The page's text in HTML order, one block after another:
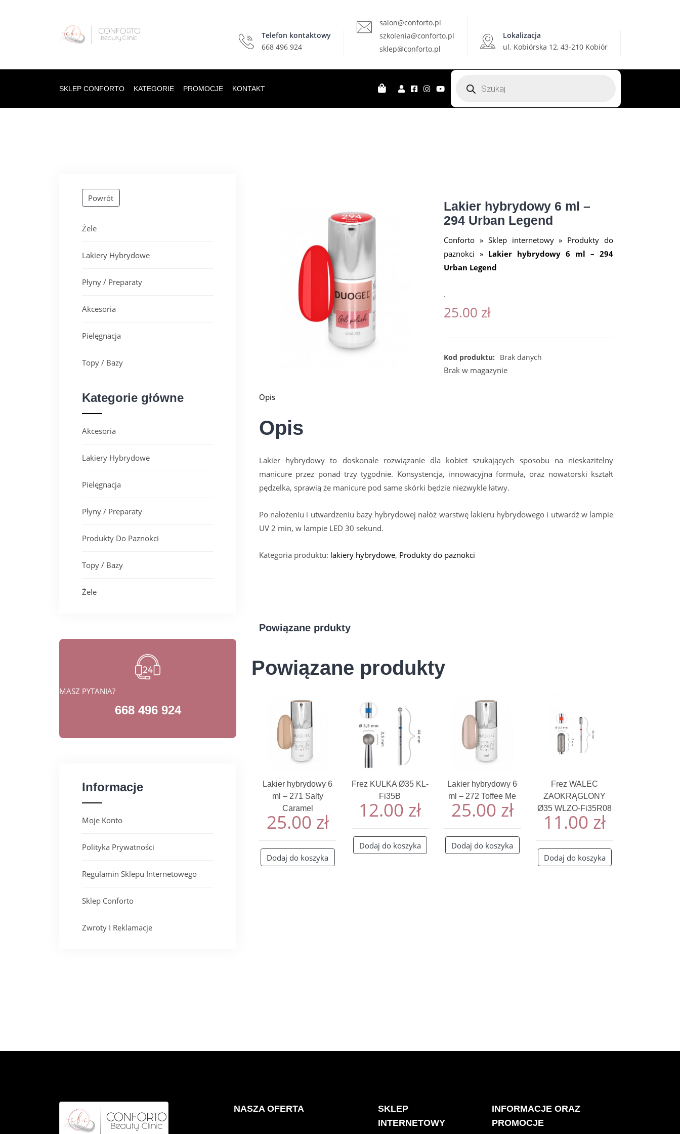
Telefon kontaktowy
668 496 924
salon@conforto.pl
szkolenia@conforto.pl
sklep@conforto.pl
Lokalizacja
ul. Kobiórska 12, 43-210 Kobiór
SKLEP CONFORTO KATEGORIE PROMOCJE KONTAKT
produktów
Powrót
Żele
Lakiery Hybrydowe
Płyny / Preparaty
Akcesoria
Pielęgnacja
Topy / Bazy
Kategorie główne
Akcesoria
Lakiery Hybrydowe
Pielęgnacja
Płyny / Preparaty
Produkty Do Paznokci
Topy / Bazy
Żele
MASZ PYTANIA?
668 496 924
Informacje
Moje Konto
Polityka Prywatności
Regulamin Sklepu Internetowego
Sklep Conforto
Zwroty I Reklamacje
Lakier hybrydowy 6 ml –
294 Urban Legend
Conforto » Sklep internetowy» Produkty do
paznokci » Lakier hybrydowy 6 ml – 294
Urban Legend
.
25.00 zł
Kod produktu: Brak danych
Brak w magazynie
Opis
Opis
Lakier hybrydowy to doskonałe rozwiązanie dla kobiet szukających sposobu na nieskazitelny
manicure przez ponad trzy tygodnie. Konsystencja, innowacyjna formuła, oraz nowatorski kształt
pędzelka, sprawią że manicure pod same skórki będzie niezwykle łatwy.
Po nałożeniu i utwardzeniu bazy hybrydowej nałóż warstwę lakieru hybrydowego i utwardź w lampie
UV 2 min, w lampie LED 30 sekund.
Kategoria produktu: lakiery hybrydowe, Produkty do paznokci
Powiązane prdukty
Powiązane produkty
Lakier hybrydowy 6
ml – 271 Salty
Caramel
25.00 zł
Dodaj do koszyka
Frez KULKA Ø35 KL-
Fi35B
12.00 zł
Dodaj do koszyka
Lakier hybrydowy 6
ml – 272 Toffee Me
25.00 zł
Dodaj do koszyka
Frez WALEC
ZAOKRĄGLONY
Ø35 WLZO-Fi35R08
11.00 zł
Dodaj do koszyka
NASZA OFERTA
SKLEP
INTERNETOWY
INFORMACJE ORAZ
PROMOCJE